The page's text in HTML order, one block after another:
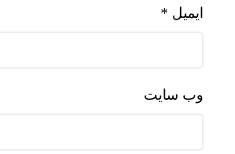
ایمیل *
وب‌ سایت